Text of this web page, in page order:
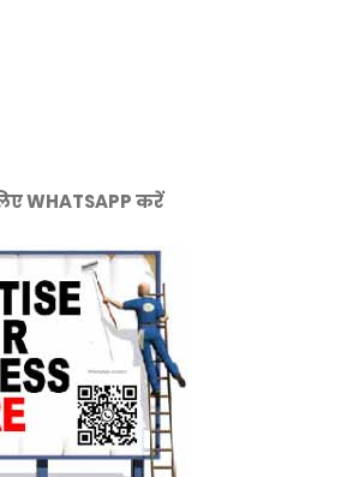
WHATSAPP करें